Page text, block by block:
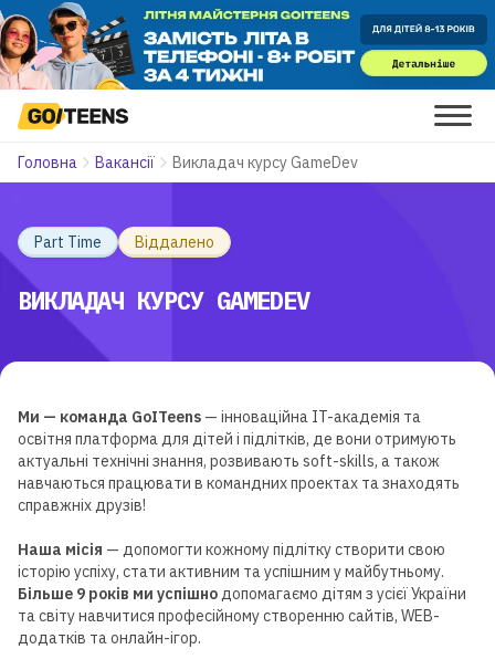
Головна Вакансії Викладач курсу GameDev
Part Time Віддалено
ВИКЛАДАЧ КУРСУ GAMEDEV
Ми — команда GoITeens — інноваційна IT-академія та
освітня платформа для дітей і підлітків, де вони отримують
актуальні технічні знання, розвивають soft-skills, а також
навчаються працювати в командних проектах та знаходять
справжніх друзів!
Наша місія — допомогти кожному підлітку створити свою
історію успіху, стати активним та успішним у майбутньому.
Більше 9 років ми успішнодопомагаємо дітям з усієї України
та світу навчитися професійному створенню сайтів, WEB-
додатків та онлайн-ігор.